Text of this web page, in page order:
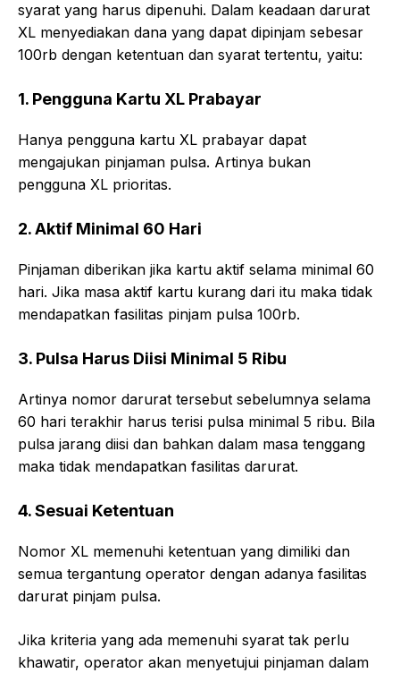
syarat yang harus dipenuhi. Dalam keadaan darurat
XL menyediakan dana yang dapat dipinjam sebesar
100rb dengan ketentuan dan syarat tertentu, yaitu:
1. Pengguna Kartu XL Prabayar
Hanya pengguna kartu XL prabayar dapat
mengajukan pinjaman pulsa. Artinya bukan
pengguna XL prioritas.
2. Aktif Minimal 60 Hari
Pinjaman diberikan jika kartu aktif selama minimal 60
hari. Jika masa aktif kartu kurang dari itu maka tidak
mendapatkan fasilitas pinjam pulsa 100rb.
3. Pulsa Harus Diisi Minimal 5 Ribu
Artinya nomor darurat tersebut sebelumnya selama
60 hari terakhir harus terisi pulsa minimal 5 ribu. Bila
pulsa jarang diisi dan bahkan dalam masa tenggang
maka tidak mendapatkan fasilitas darurat.
4. Sesuai Ketentuan
Nomor XL memenuhi ketentuan yang dimiliki dan
semua tergantung operator dengan adanya fasilitas
darurat pinjam pulsa.
Jika kriteria yang ada memenuhi syarat tak perlu
khawatir, operator akan menyetujui pinjaman dalam